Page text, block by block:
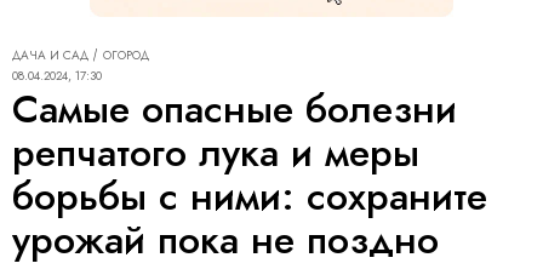
ДАЧА И САД
ОГОРОД
08.04.2024, 17:30
Самые опасные болезни
репчатого лука и меры
борьбы с ними: сохраните
урожай пока не поздно